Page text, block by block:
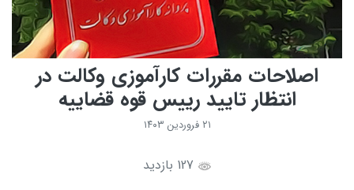
اصلاحات مقررات کارآموزی وکالت در
انتظار تایید رییس قوه قضاییه
۲۱ فروردین ۱۴۰۳